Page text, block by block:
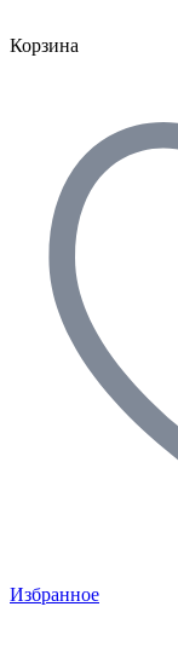
Корзина
Избранное